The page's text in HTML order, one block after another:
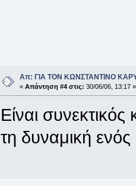
Απ: ΓΙΑ ΤΟΝ ΚΩΝΣΤΑΝΤΙΝΟ
« Απάντηση #4 στις: 30/06/06, 13:17 »
Είναι
τη δυναμική